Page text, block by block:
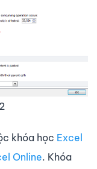
khóa học Excel
Online. Khóa